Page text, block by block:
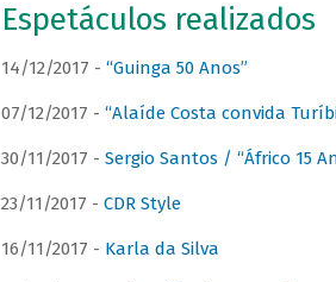
Espetáculos realizados
14/12/2017 - “Guinga 50 Anos”
07/12/2017 - “Alaíde Costa convida
30/11/2017 - Sergio Santos / “Áfrico 15
23/11/2017 - CDR Style
16/11/2017 - Karla da Silva